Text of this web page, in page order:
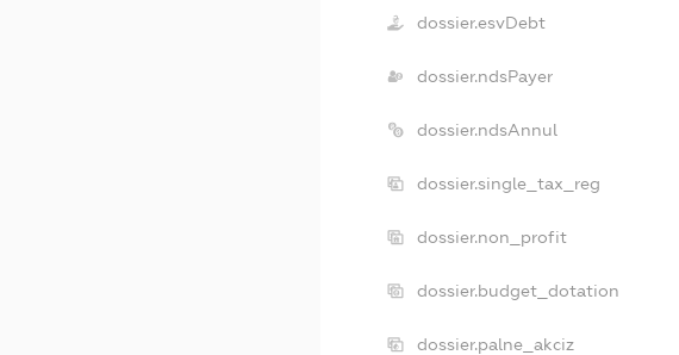
dossier.esvDebt
dossier.ndsPayer
dossier.ndsAnnul
dossier.single_tax_reg
dossier.non_profit
dossier.budget_dotation
dossier.palne_akciz